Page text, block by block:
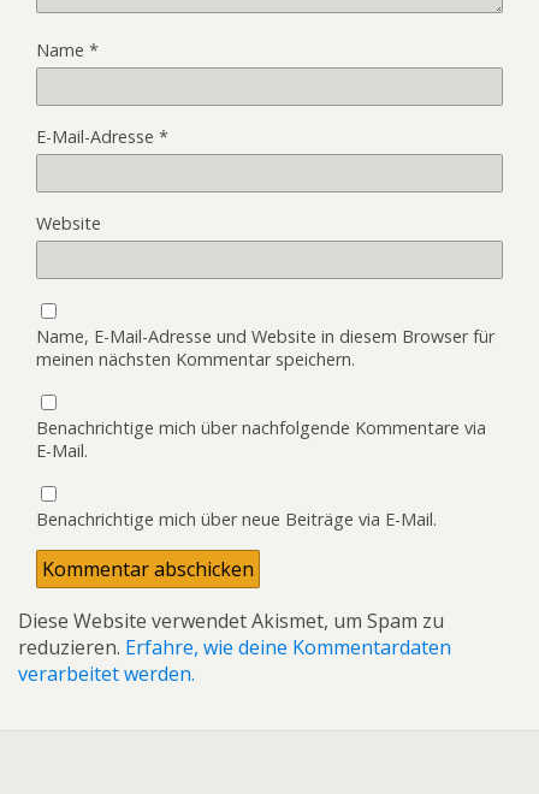
Name *
E-Mail-Adresse *
Website
Name, E-Mail-Adresse und Website in diesem Browser für
meinen nächsten Kommentar speichern.
Benachrichtige mich über nachfolgende Kommentare via
E-Mail.
Benachrichtige mich über neue Beiträge via E-Mail.
Diese Website verwendet Akismet, um Spam zu
reduzieren. Erfahre, wie deine Kommentardaten
verarbeitet werden.